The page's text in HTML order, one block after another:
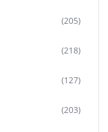
(205)
(218)
(127)
(203)